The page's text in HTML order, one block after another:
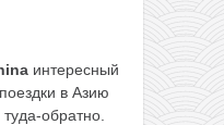
интересный
в Азию
обратно.